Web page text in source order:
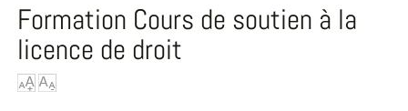
Formation Cours de soutien à la
licence de droit